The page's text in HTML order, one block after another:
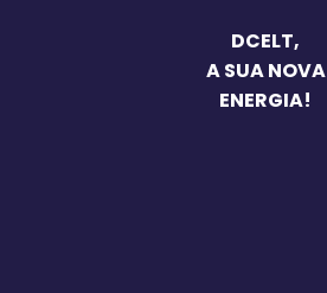
DCELT,
A SUA NOVA
ENERGIA!